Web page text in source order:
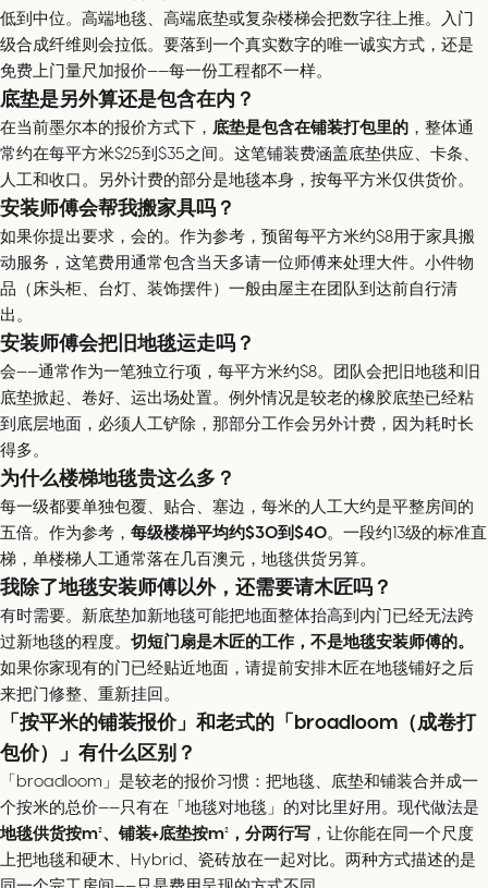
低到中位。高端地毯、高端底垫或复杂楼梯会把数字往上推。入门
级合成纤维则会拉低。要落到一个真实数字的唯一诚实方式，还是
免费上门量尺加报价——每一份工程都不一样。
底垫是另外算还是包含在内？
在当前墨尔本的报价方式下， 底垫是包含在铺装打包里的 ，整体通
常约在每平方米$25到$35之间。这笔铺装费涵盖底垫供应、卡条、
人工和收口。另外计费的部分是地毯本身，按每平方米仅供货价。
安装师傅会帮我搬家具吗？
如果你提出要求，会的。作为参考，预留每平方米约$8用于家具搬
动服务，这笔费用通常包含当天多请一位师傅来处理大件。小件物
品（床头柜、台灯、装饰摆件）一般由屋主在团队到达前自行清
出。
安装师傅会把旧地毯运走吗？
会——通常作为一笔独立行项，每平方米约$8。团队会把旧地毯和旧
底垫掀起、卷好、运出场处置。例外情况是较老的橡胶底垫已经粘
到底层地面，必须人工铲除，那部分工作会另外计费，因为耗时长
得多。
为什么楼梯地毯贵这么多？
每一级都要单独包覆、贴合、塞边，每米的人工大约是平整房间的
五倍。作为参考， 每级楼梯平均约$30到$40。一段约13级的标准直
梯，单楼梯人工通常落在几百澳元，地毯供货另算。
我除了地毯安装师傅以外，还需要请木匠吗？
有时需要。新底垫加新地毯可能把地面整体抬高到内门已经无法跨
过新地毯的程度。 切短门扇是木匠的工作，不是地毯安装师傅的。
如果你家现有的门已经贴近地面，请提前安排木匠在地毯铺好之后
来把门修整、重新挂回。
「按平米的铺装报价」和老式的「broadloom（成卷打
包价）」有什么区别？
「broadloom」是较老的报价习惯：把地毯、底垫和铺装合并成一
个按米的总价——只有在「地毯对地毯」的对比里好用。现代做法是
地毯供货按m²、铺装+底垫按m²，分两行写 ，让你能在同一个尺度
上把地毯和硬木、Hybrid、瓷砖放在一起对比。两种方式描述的是